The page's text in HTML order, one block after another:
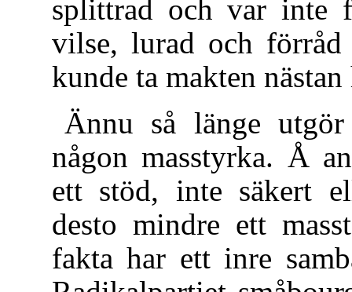
splittrad och var inte
vilse, lurad och förråd
kunde ta makten
Ännu så länge
någon masstyrka. Å
ett stöd, inte säkert
desto mindre ett
fakta har ett inre